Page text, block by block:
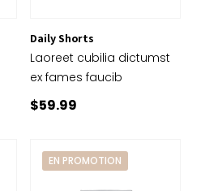
Daily Shorts
Laoreet cubilia dictumst
ex fames faucib
$59.99
EN PROMOTION